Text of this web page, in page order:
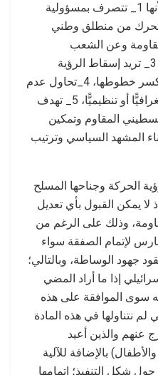
حركة حماس جملة وتفصيلًا؛ لأنها 1_ تتصرف بمسؤولية
تجاه ملف الأسرى، 2_ تتحرك من منطلق وطني
وعن الشعب
الفلسطيني في إبرام الصفقة، 3_ تريد إسقاط الرؤية
الإسرائيلية وتسعى لإفشالها وكسر خطوطها، 4_تحاول عدم
تمرير أي صيغة تحمل تمييزًا جغرافيًّا أو تنظيميًّا، 5_ تهدف
المقاوم وتمكين
المشهد السياسي وترتيب
الحركة وجناحها المسلح
لا يمكن القبول بأي تعديل
وذلك على الرغم من
لإتمام الصفقة سواء
جهود الوساطة، وبالتالي؛
إذا ما أراد المضي
سوى الموافقة على هذه
نتناولها في هذه المادة
عنهم والذين أعيد
بالإضافة للآلية
شكل التنفيذ؛ إتمامها